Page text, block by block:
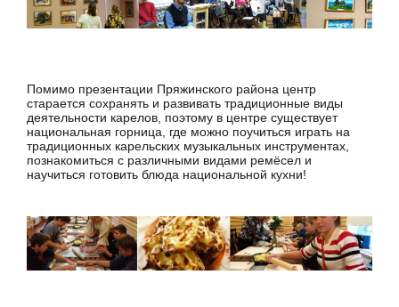
Помимо презентации Пряжинского района центр
старается сохранять и развивать традиционные виды
деятельности карелов, поэтому в центре существует
национальная горница, где можно поучиться играть на
традиционных карельских музыкальных инструментах,
познакомиться с различными видами ремёсел и
научиться готовить блюда национальной кухни!